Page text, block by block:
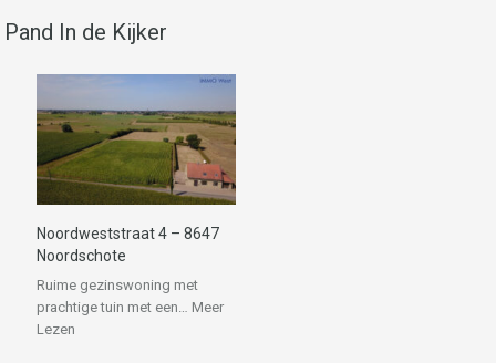
Pand In de Kijker
Noordweststraat 4 – 8647
Noordschote
Ruime gezinswoning met
prachtige tuin met een… Meer
Lezen